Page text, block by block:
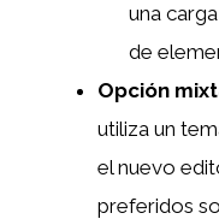
una
de
Opción
utiliza un
el nuevo
preferidos